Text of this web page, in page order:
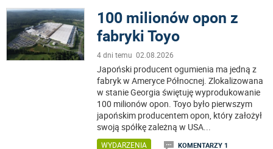
100 milionów opon z
fabryki Toyo
4 dni temu 02.08.2026
Japoński producent ogumienia ma jedną z
fabryk w Ameryce Północnej. Zlokalizowana
w stanie Georgia świętuję wyprodukowanie
100 milionów opon. Toyo było pierwszym
japońskim producentem opon, który założył
swoją spółkę zależną w USA...
WYDARZENIA KOMENTARZY 1